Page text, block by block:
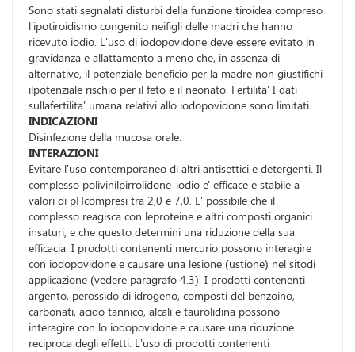
Sono stati segnalati disturbi della funzione tiroidea compreso
l'ipotiroidismo congenito neifigli delle madri che hanno
ricevuto iodio. L'uso di iodopovidone deve essere evitato in
gravidanza e allattamento a meno che, in assenza di
alternative, il potenziale beneficio per la madre non giustifichi
ilpotenziale rischio per il feto e il neonato. Fertilita' I dati
sullafertilita' umana relativi allo iodopovidone sono limitati.
INDICAZIONI
Disinfezione della mucosa orale.
INTERAZIONI
Evitare l'uso contemporaneo di altri antisettici e detergenti. Il
complesso polivinilpirrolidone-iodio e' efficace e stabile a
valori di pHcompresi tra 2,0 e 7,0. E' possibile che il
complesso reagisca con leproteine e altri composti organici
insaturi, e che questo determini una riduzione della sua
efficacia. I prodotti contenenti mercurio possono interagire
con iodopovidone e causare una lesione (ustione) nel sitodi
applicazione (vedere paragrafo 4.3). I prodotti contenenti
argento, perossido di idrogeno, composti del benzoino,
carbonati, acido tannico, alcali e taurolidina possono
interagire con lo iodopovidone e causare una riduzione
reciproca degli effetti. L'uso di prodotti contenenti